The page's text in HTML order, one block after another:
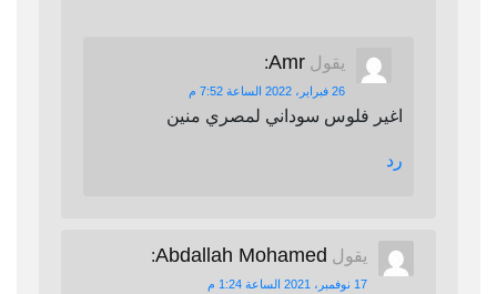
يقول Amr
:
26 فبراير، 2022 الساعة 7:52 م
اغير فلوس سوداني لمصري منين
رد
يقول Abdallah Mohamed
:
17 نوفمبر، 2021 الساعة 1:24 م